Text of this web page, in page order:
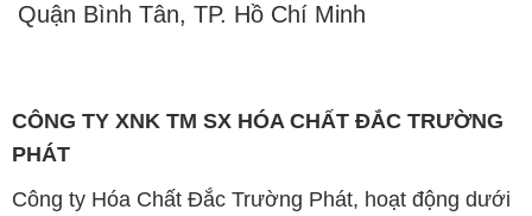
Quận Bình Tân, TP. Hồ Chí Minh
CÔNG TY XNK TM SX HÓA CHẤT ĐẮC TRƯỜNG
PHÁT
Công ty Hóa Chất Đắc Trường Phát, hoạt động dưới